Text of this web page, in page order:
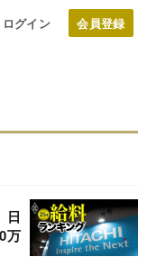
ログイン
日
万